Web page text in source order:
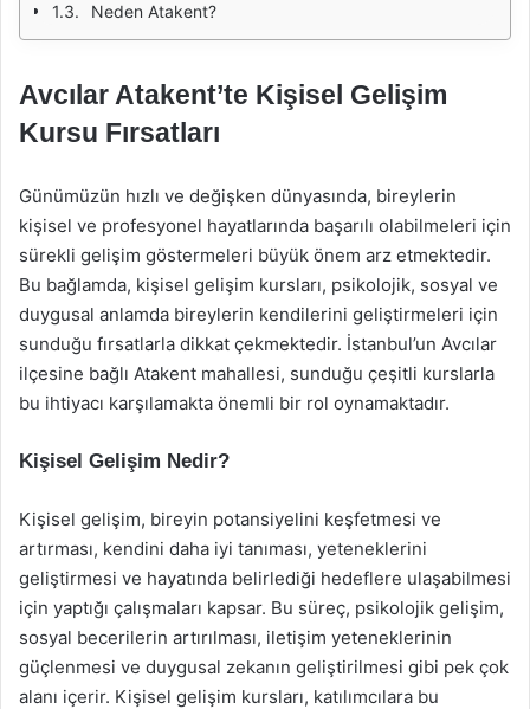
Neden Atakent?
Avcılar Atakent’te Kişisel Gelişim
Kursu Fırsatları
Günümüzün hızlı ve değişken dünyasında, bireylerin
kişisel ve profesyonel hayatlarında başarılı olabilmeleri için
sürekli gelişim göstermeleri büyük önem arz etmektedir.
Bu bağlamda, kişisel gelişim kursları, psikolojik, sosyal ve
duygusal anlamda bireylerin kendilerini geliştirmeleri için
sunduğu fırsatlarla dikkat çekmektedir. İstanbul’un Avcılar
ilçesine bağlı Atakent mahallesi, sunduğu çeşitli kurslarla
bu ihtiyacı karşılamakta önemli bir rol oynamaktadır.
Kişisel Gelişim Nedir?
Kişisel gelişim, bireyin potansiyelini keşfetmesi ve
artırması, kendini daha iyi tanıması, yeteneklerini
geliştirmesi ve hayatında belirlediği hedeflere ulaşabilmesi
için yaptığı çalışmaları kapsar. Bu süreç, psikolojik gelişim,
sosyal becerilerin artırılması, iletişim yeteneklerinin
güçlenmesi ve duygusal zekanın geliştirilmesi gibi pek çok
alanı içerir. Kişisel gelişim kursları, katılımcılara bu